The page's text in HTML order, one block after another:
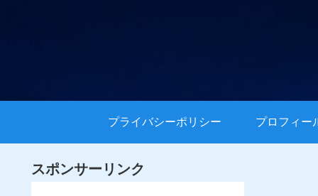
プライバシーポリシー プロフィー
スポンサーリンク